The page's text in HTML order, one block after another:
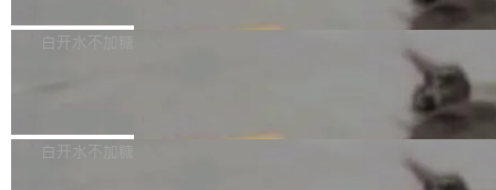
员工参与设立的专项资产管理计划。其中，Dee
获配9...
一个回归问题，该问题导致拉取镜像时会拒绝包
题，该问题可能导致在旧版 Linux 内核...
e 孵化器项目管理委员会（IPMC）投票中获得
P）！这一里程碑不仅标志着 Fluss 迈入新的发
白开水不加糖
长期停止内容更新，未能实现其作为“AI版维基百
白开水不加糖